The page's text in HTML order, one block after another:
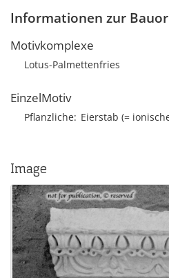
Informationen zur
Motivkomplexe
Lotus-Palmettenfries
EinzelMotiv
Pflanzliche Eierstab (=
Image